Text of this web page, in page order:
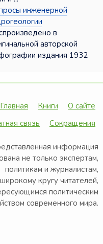
инженерной
в
авторской
издания 1932
Главная Книги
О сайте
связь
Сокращения
информация
не только экспертам,
политикам и журналистам,
кругу читателей,
политическим
современного мира.